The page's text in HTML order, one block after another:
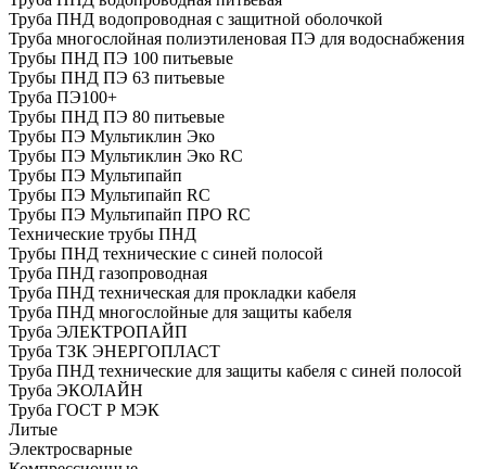
Труба ПНД водопроводная с защитной оболочкой
Труба многослойная полиэтиленовая ПЭ для водоснабжения
Трубы ПНД ПЭ 100 питьевые
Трубы ПНД ПЭ 63 питьевые
Труба ПЭ100+
Трубы ПНД ПЭ 80 питьевые
Трубы ПЭ Мультиклин Эко
Трубы ПЭ Мультиклин Эко RC
Трубы ПЭ Мультипайп
Трубы ПЭ Мультипайп RC
Трубы ПЭ Мультипайп ПРО RC
Технические трубы ПНД
Трубы ПНД технические с синей полосой
Труба ПНД газопроводная
Труба ПНД техническая для прокладки кабеля
Труба ПНД многослойные для защиты кабеля
Труба ЭЛЕКТРОПАЙП
Труба ТЗК ЭНЕРГОПЛАСТ
Труба ПНД технические для защиты кабеля с синей полосой
Труба ЭКОЛАЙН
Труба ГОСТ Р МЭК
Литые
Электросварные